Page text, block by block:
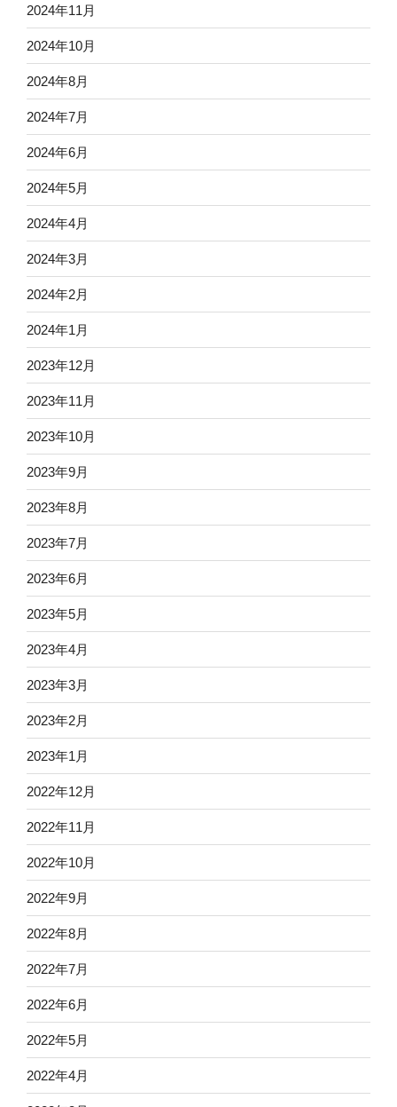
2024年11月
2024年10月
2024年8月
2024年7月
2024年6月
2024年5月
2024年4月
2024年3月
2024年2月
2024年1月
2023年12月
2023年11月
2023年10月
2023年9月
2023年8月
2023年7月
2023年6月
2023年5月
2023年4月
2023年3月
2023年2月
2023年1月
2022年12月
2022年11月
2022年10月
2022年9月
2022年8月
2022年7月
2022年6月
2022年5月
2022年4月